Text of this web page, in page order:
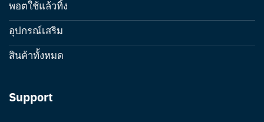
พอตใช้แล้วทิ้ง
อุปกรณ์เสริม
สินค้าทั้งหมด
Support